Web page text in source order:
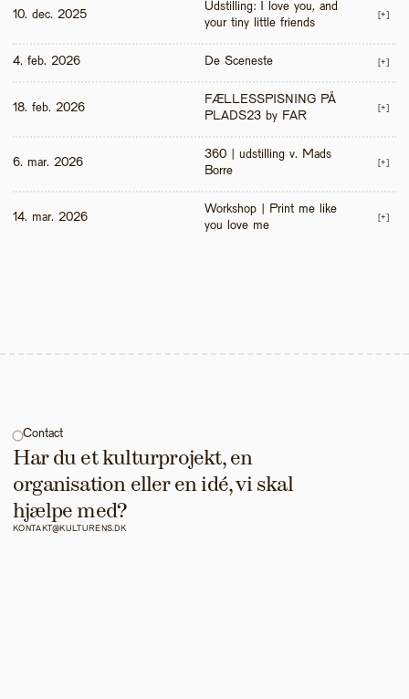
10. dec. 2025
Udstilling: I love you, and
your tiny little friends
[+]
4. feb. 2026 De Sceneste [+]
18. feb. 2026
FÆLLESSPISNING PÅ
PLADS23 by FAR
[+]
6. mar. 2026
360 | udstilling v. Mads
Borre
[+]
14. mar. 2026
Workshop | Print me like
you love me
[+]
Contact
Har du et kulturprojekt, en
organisation eller en idé, vi skal
hjælpe med?
KONTAKT@KULTURENS.DK